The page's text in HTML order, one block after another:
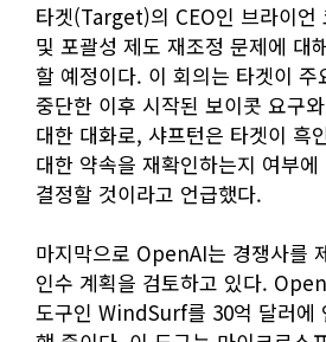
타겟(Target)의 CEO인 브라이언
및 포괄성 제도 재조정 문제에 대
할 예정이다. 이 회의는 타겟이 주
중단한 이후 시작된 보이콧 요구
대한 대화로, 샤프턴은 타겟이 흑
대한 약속을 재확인하는지 여부
결정할 것이라고 언급했다.
마지막으로 OpenAI는 경쟁사를
인수 계획을 검토하고 있다.
도구인 WindSurf를 30억 달러에